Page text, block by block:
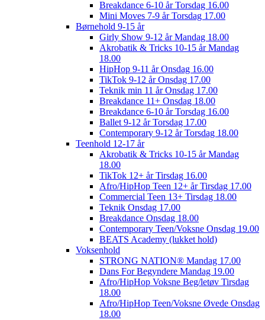
Breakdance 6-10 år Torsdag 16.00
Mini Moves 7-9 år Torsdag 17.00
Børnehold 9-15 år
Girly Show 9-12 år Mandag 18.00
Akrobatik & Tricks 10-15 år Mandag
18.00
HipHop 9-11 år Onsdag 16.00
TikTok 9-12 år Onsdag 17.00
Teknik min 11 år Onsdag 17.00
Breakdance 11+ Onsdag 18.00
Breakdance 6-10 år Torsdag 16.00
Ballet 9-12 år Torsdag 17.00
Contemporary 9-12 år Torsdag 18.00
Teenhold 12-17 år
Akrobatik & Tricks 10-15 år Mandag
18.00
TikTok 12+ år Tirsdag 16.00
Afro/HipHop Teen 12+ år Tirsdag 17.00
Commercial Teen 13+ Tirsdag 18.00
Teknik Onsdag 17.00
Breakdance Onsdag 18.00
Contemporary Teen/Voksne Onsdag 19.00
BEATS Academy (lukket hold)
Voksenhold
STRONG NATION® Mandag 17.00
Dans For Begyndere Mandag 19.00
Afro/HipHop Voksne Beg/letøv Tirsdag
18.00
Afro/HipHop Teen/Voksne Øvede Onsdag
18.00